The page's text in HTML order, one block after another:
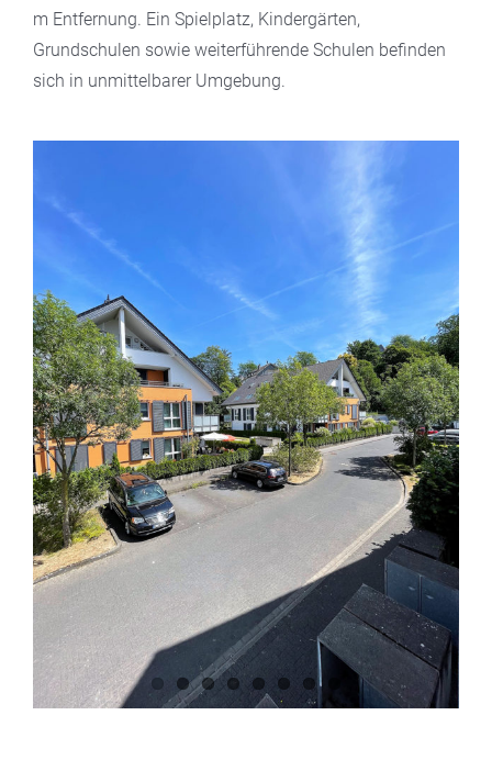
m Entfernung. Ein Spielplatz, Kindergärten,
Grundschulen sowie weiterführende Schulen befinden
sich in unmittelbarer Umgebung.